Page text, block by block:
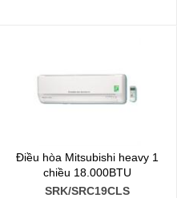
Điều hòa Mitsubishi heavy 1
chiều 18.000BTU
SRK/SRC19CLS